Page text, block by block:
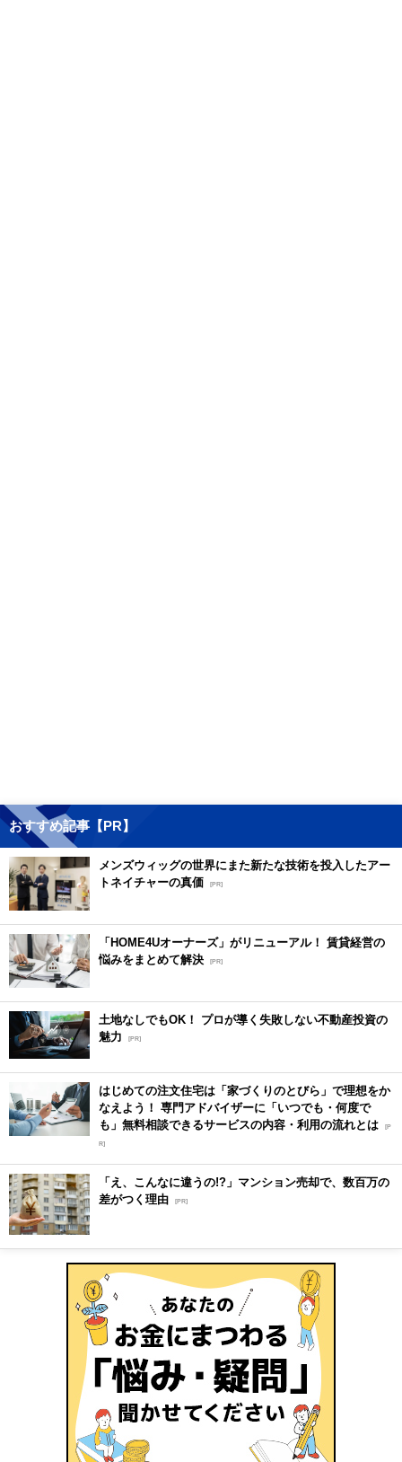
おすすめ記事【PR】
メンズウィッグの世界にまた新たな技術を投入したアー
トネイチャーの真価
[PR]
「HOME4Uオーナーズ」がリニューアル！ 賃貸経営の
悩みをまとめて解決 [PR]
土地なしでもOK！ プロが導く失敗しない不動産投資の
魅力
[PR]
はじめての注文住宅は「家づくりのとびら」で理想をか
なえよう！ 専門アドバイザーに「いつでも・何度で
も」無料相談できるサービスの内容・利用の流れとは [P
R]
「え、こんなに違うの!?」マンション売却で、数百万の
差がつく理由 [PR]